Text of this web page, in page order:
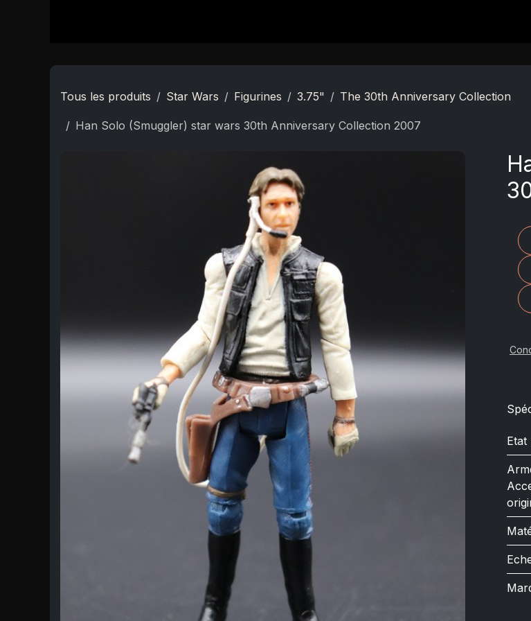
Tous les produits Star Wars Figurines 3.75" The 30th Anniversary Collection
Han Solo (Smuggler) star wars 30th Anniversary Collection 2007
Etat